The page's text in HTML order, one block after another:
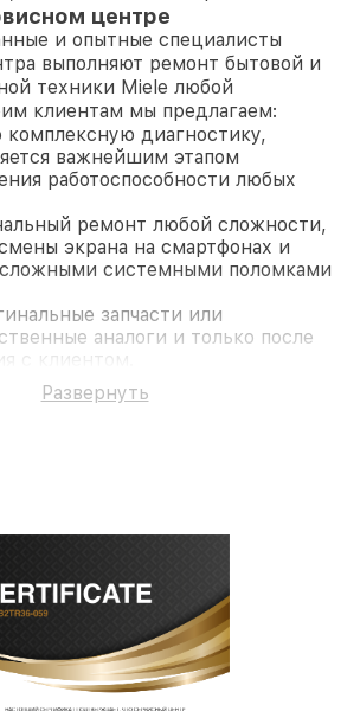
центре
и опытные специалисты
выполняют ремонт бытовой и
техники Miele любой
клиентам мы предлагаем:
комплексную диагностику,
важнейшим этапом
работоспособности любых
ремонт любой сложности,
экрана на смартфонах и
сложными системными поломками
запчасти или
аналоги и только после
с клиентом.
замененные комплектующие
длительная гарантия. В случае
оборудование и
ПО в ремонтно-
мастерских;
склад комплектующих, что
сроки
Развернуть